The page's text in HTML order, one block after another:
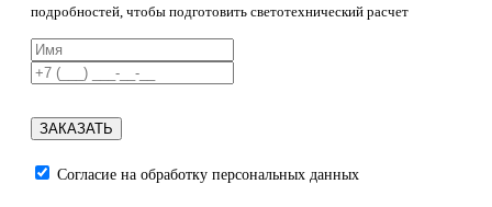
подробностей, чтобы подготовить светотехнический расчет
ЗАКАЗАТЬ
Согласие на обработку персональных данных